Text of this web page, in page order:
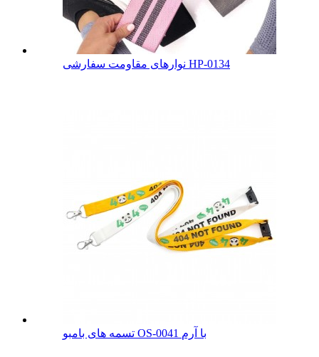
نوارهای مقاومت سفارشی HP-0134
تسمه های بامبو OS-0041 با آرم